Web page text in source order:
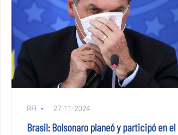
RFI 27-11-2024
Brasil: Bolsonaro planeó y participó en el